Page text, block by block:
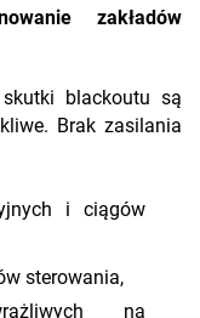
zakładów
skutki blackoutu są
Brak zasilania
i ciągów
sterowania,
na